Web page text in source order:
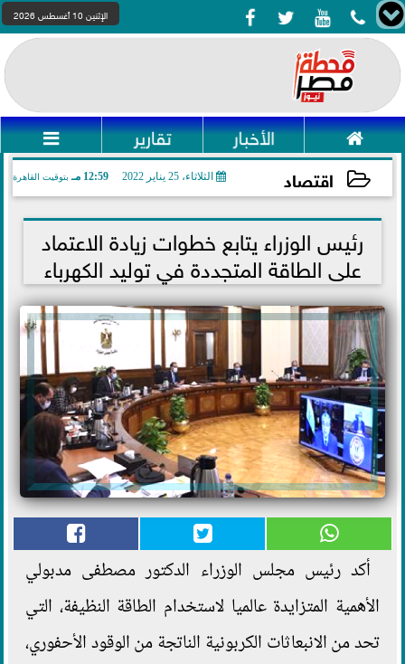
    الإثنين 10 أغسطس 2026
 الأخبار تقارير 
اقتصاد الثلاثاء، 25 يناير 2022 12:59 مـ بتوقيت القاهرة
2022-01-25 12:59:00رئيس الوزراء يتابع خطوات زيادة الاعتماد
على الطاقة المتجددة في توليد الكهرباء
أكد رئيس مجلس الوزراء الدكتور مصطفى مدبولي
الأهمية المتزايدة عالميا لاستخدام الطاقة النظيفة، التي
تحد من الانبعاثات الكربونية الناتجة من الوقود الأحفوري،